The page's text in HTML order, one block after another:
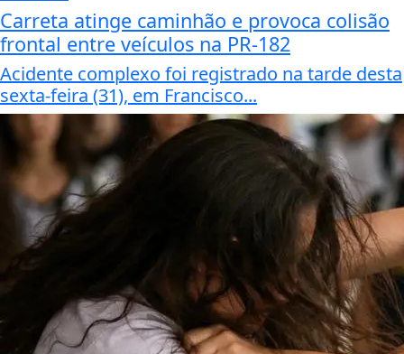
Carreta atinge caminhão e provoca colisão
frontal entre veículos na PR-182
Acidente complexo foi registrado na tarde desta
sexta-feira (31), em Francisco...